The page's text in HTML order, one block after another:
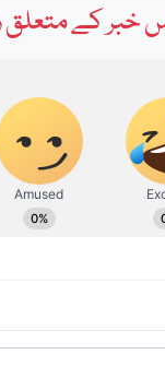
خبر کے متعلق